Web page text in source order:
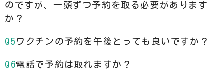
のですが、一頭ずつ予約を取る必要があります
か？
ワクチンの予約を午後とっても良いですか？
電話で予約は取れますか？